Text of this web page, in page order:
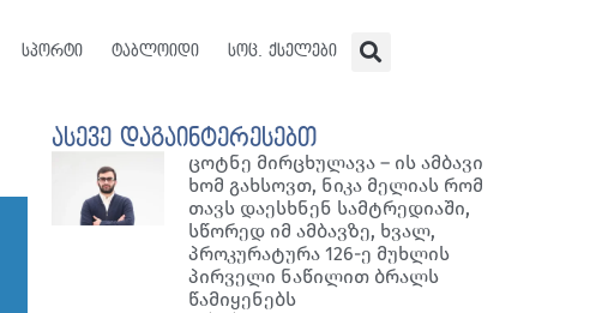
სპორტი ტაბლოიდი სოც. ქსელები
ასევე დაგაინტერესებთ
ცოტნე მირცხულავა – ის ამბავი
ხომ გახსოვთ, ნიკა მელიას რომ
თავს დაესხნენ სამტრედიაში,
სწორედ იმ ამბავზე, ხვალ,
პროკურატურა 126-ე მუხლის
პირველი ნაწილით ბრალს
წამიყენებს